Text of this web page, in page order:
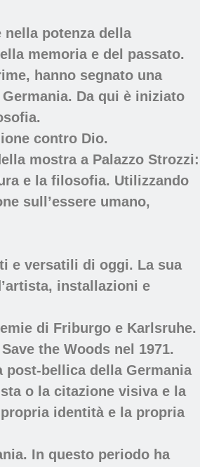
potenza della
memoria e del passato.
hanno segnato una
Da qui è iniziato
contro Dio.
mostra a Palazzo Strozzi:
e la filosofia. Utilizzando
sull’essere umano,
e versatili di oggi. La sua
installazioni e
di Friburgo e Karlsruhe.
the Woods nel 1971.
post-bellica della Germania
o la citazione visiva e la
identità e la propria
In questo periodo ha